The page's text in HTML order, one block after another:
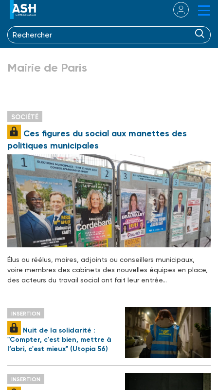
Mairie de Paris
SOCIÉTÉ
Ces figures du social aux manettes des
politiques municipales
Élus ou réélus, maires, adjoints ou conseillers municipaux,
voire membres des cabinets des nouvelles équipes en place,
des acteurs du travail social ont fait leur entrée…
INSERTION
Nuit de la solidarité :
"Compter, c'est bien, mettre à
l’abri, c'est mieux" (Utopia 56)
INSERTION